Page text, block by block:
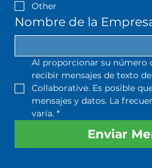
Other
Nombre de la
Al proporcionar su número
recibir mensajes de texto
Collaborative. Es posible
mensajes y datos. La
varía. *
Enviar